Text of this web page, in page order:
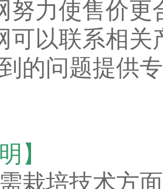
努力使售价
可以联系相
的问题提供
】
栽培技术方